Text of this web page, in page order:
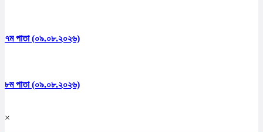
৭ম পাতা (০৯.০৮.২০২৬)
৮ম পাতা (০৯.০৮.২০২৬)
×